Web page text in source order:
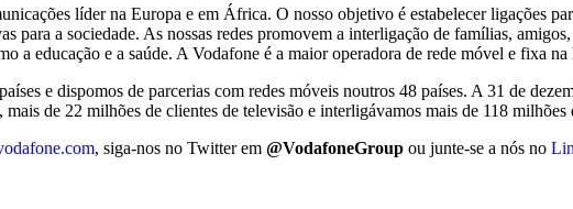
líder na Europa e em África. O nosso objetivo é estabelecer ligações
para a sociedade. As nossas redes promovem a interligação de famílias,
a educação e a saúde. A Vodafone é a maior operadora de rede móvel e fixa
e dispomos de parcerias com redes móveis noutros 48 países. A 31 de
de 22 milhões de clientes de televisão e interligávamos mais de 118
, siga-nos no Twitter em @VodafoneGroup ou junte-se a nós no